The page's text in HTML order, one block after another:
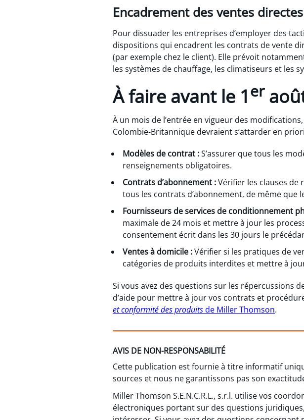
Encadrement des ventes directes
Pour dissuader les entreprises d’employer des
dispositions qui encadrent les contrats de vente
(par exemple chez le client). Elle prévoit
les systèmes de chauffage, les climatiseurs et les
À faire avant le 1er
À un mois de l’entrée en vigueur des
Colombie-Britannique devraient s’attarder en
Modèles de contrat :S’assurer que tous les
renseignements obligatoires.
Contrats d’abonnement :Vérifier les clauses
tous les contrats d’abonnement, de même que
Fournisseurs de services de conditionnement
maximale de 24 mois et mettre à jour les
consentement écrit dans les 30 jours le
Ventes à domicile :Vérifier si les pratiques de
catégories de produits interdites et mettre à
Si vous avez des questions sur les répercussions
d’aide pour mettre à jour vos contrats et
et conformité des produitsde Miller Thomson.
AVIS DE NON-RESPONSABILITÉ
Cette publication est fournie à titre informatif
sources et nous ne garantissons pas son
Miller Thomson S.E.N.C.R.L., s.r.l. utilise vos
électroniques portant sur des questions